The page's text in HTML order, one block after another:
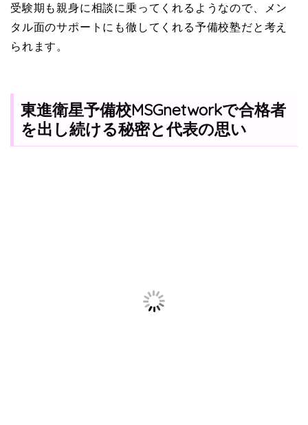
受験期も親身に相談に乗ってくれるようなので、メン
タル面のサポートにも徹してくれる予備校塾だと考え
られます。
東進衛星予備校MSGnetworkで合格者
を出し続ける秘密と代表の思い